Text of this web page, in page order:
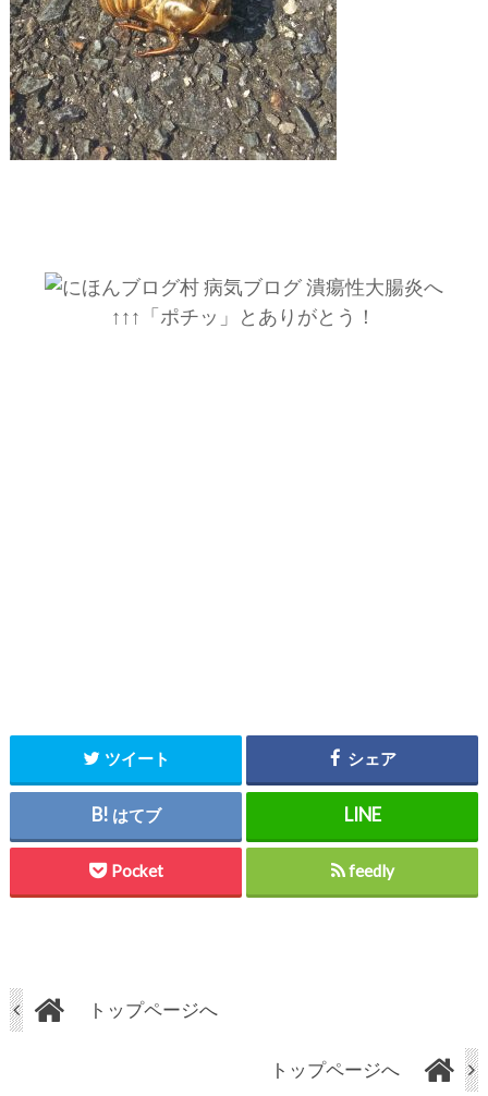
↑↑↑「ポチッ」とありがとう！
ツイート シェア
はてブ
Pocket feedly
トップページへ
トップページへ